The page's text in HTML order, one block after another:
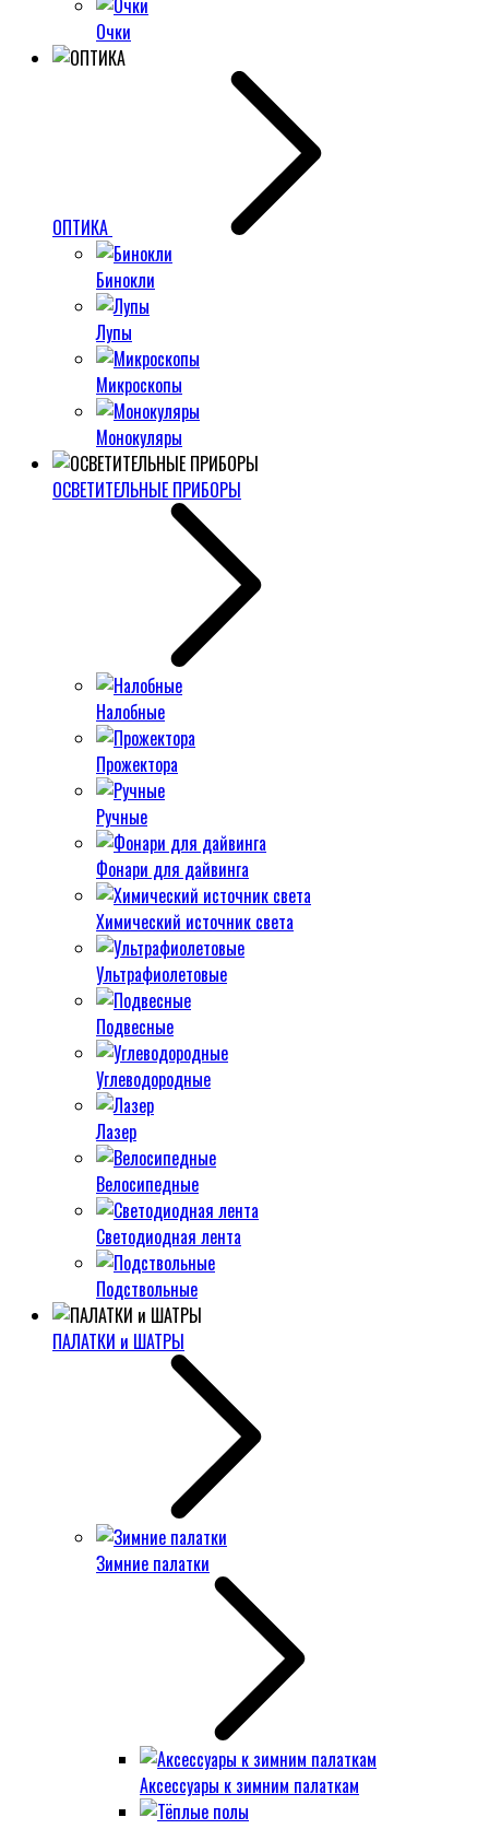
Очки
ОПТИКА
Бинокли
Лупы
Микроскопы
Монокуляры
ОСВЕТИТЕЛЬНЫЕ ПРИБОРЫ
Налобные
Прожектора
Ручные
Фонари для дайвинга
Химический источник света
Ультрафиолетовые
Подвесные
Углеводородные
Лазер
Велосипедные
Светодиодная лента
Подствольные
ПАЛАТКИ и ШАТРЫ
Зимние палатки
Аксессуары к зимним палаткам